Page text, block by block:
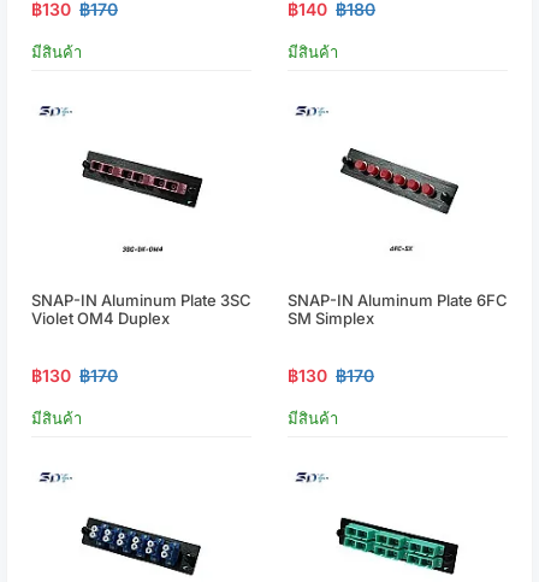
฿130 ฿170
มีสินค้า
฿140 ฿180
มีสินค้า
SNAP-IN Aluminum Plate 3SC
Violet OM4 Duplex
฿130 ฿170
มีสินค้า
SNAP-IN Aluminum Plate 6FC
SM Simplex
฿130 ฿170
มีสินค้า